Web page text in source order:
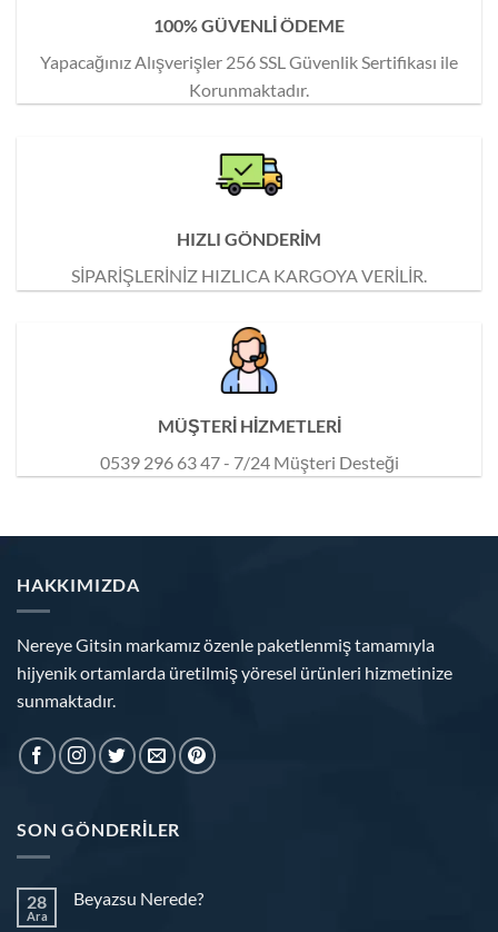
100% GÜVENLİ ÖDEME
Yapacağınız Alışverişler 256 SSL Güvenlik Sertifikası ile
Korunmaktadır.
HIZLI GÖNDERİM
SİPARİŞLERİNİZ HIZLICA KARGOYA VERİLİR.
MÜŞTERİ HİZMETLERİ
0539 296 63 47 - 7/24 Müşteri Desteği
HAKKIMIZDA
Nereye Gitsin markamız özenle paketlenmiş tamamıyla
hijyenik ortamlarda üretilmiş yöresel ürünleri hizmetinize
sunmaktadır.
SON GÖNDERILER
28
Ara
Beyazsu Nerede?